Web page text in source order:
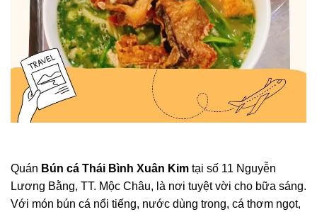
Quán Bún cá Thái Bình Xuân Kim tại số 11 Nguyễn
Lương Bằng, TT. Mộc Châu, là nơi tuyệt vời cho bữa sáng.
Với món bún cá nổi tiếng, nước dùng trong, cá thơm ngọt,